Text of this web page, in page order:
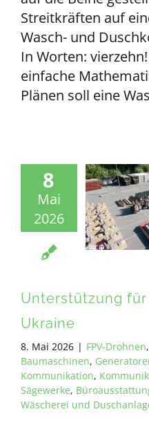
Streitkräften auf
Wasch- und
In Worten:
einfache
Plänen soll eine
8
Mai
2026
Unterstützung
Ukraine
8. Mai 2026 | FPV-Drohnen,
Baumaschinen,
Kommunikation,
Sägewerke,
Wäscherei und